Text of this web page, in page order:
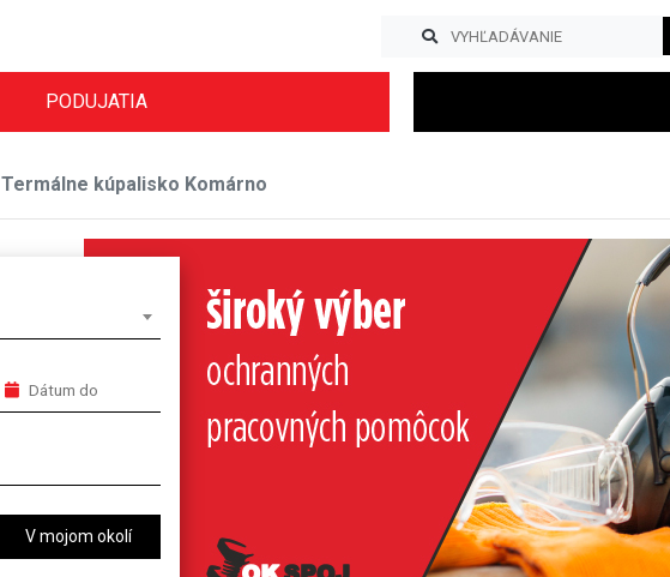
PODUJATIA
Termálne kúpalisko Komárno
V mojom okolí